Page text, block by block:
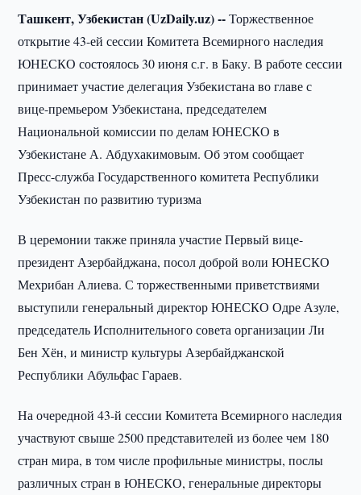
Ташкент, Узбекистан (UzDaily.uz) --Торжественное
открытие 43-ей сессии Комитета Всемирного наследия
ЮНЕСКО состоялось 30 июня с.г. в Баку. В работе сессии
принимает участие делегация Узбекистана во главе с
вице-премьером Узбекистана, председателем
Национальной комиссии по делам ЮНЕСКО в
Узбекистане А. Абдухакимовым. Об этом сообщает
Пресс-служба Государственного комитета Республики
Узбекистан по развитию туризма
В церемонии также приняла участие Первый вице-
президент Азербайджана, посол доброй воли ЮНЕСКО
Мехрибан Алиева. С торжественными приветствиями
выступили генеральный директор ЮНЕСКО Одре Азуле,
председатель Исполнительного совета организации Ли
Бен Хён, и министр культуры Азербайджанской
Республики Абульфас Гараев.
На очередной 43-й сессии Комитета Всемирного наследия
участвуют свыше 2500 представителей из более чем 180
стран мира, в том числе профильные министры, послы
различных стран в ЮНЕСКО, генеральные директоры